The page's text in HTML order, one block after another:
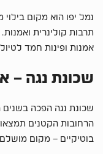
נמל יפו הוא מקום
תרבות קולינרית
אמנות ופינות חמד
שכונת נגה –
שכונת נגה הפכה בשנים
הרחובות הקטנים
בוטיקיים – מקום מושלם